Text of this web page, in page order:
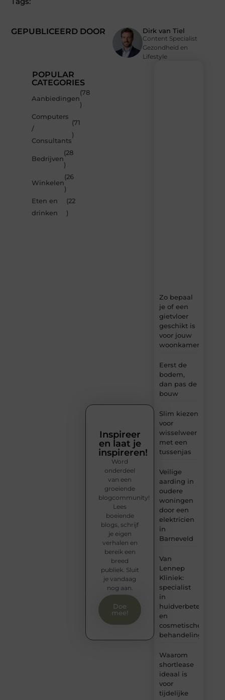
GEPUBLICEERD DOOR Dirk van Tiel
Content Specialist
Gezondheid en
Lifestyle
POPULAR
CATEGORIES
Aanbiedingen
(78
)
Computers
/
Consultants
(71
)
Bedrijven
(28
)
Winkelen
(26
)
Eten en
drinken
(22
)
Zo bepaal
je of een
gietvloer
geschikt is
voor jouw
woonkamer
Eerst de
bodem,
dan pas de
bouw
Slim kiezen
voor
wisselweer
met een
tussenjas
Veilige
aarding in
oudere
woningen
door een
elektricien
in
Barneveld
Van
Lennep
Kliniek:
specialist
in
huidverbetering
en
cosmetische
behandelingen
Waarom
shortlease
ideaal is
voor
tijdelijke
Inspireer
en laat je
inspireren!
Word
onderdeel
van een
groeiende
blogcommunity!
Lees
boeiende
blogs, schrijf
je eigen
verhalen en
bereik een
breed
publiek. Sluit
je vandaag
nog aan.
Doe
mee!